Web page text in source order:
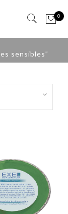
0
sensibles”